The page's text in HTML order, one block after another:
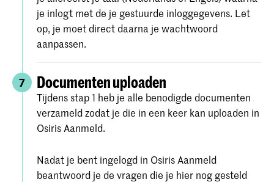
je inlogt met de je gestuurde inloggegevens. Let
op, je moet direct daarna je wachtwoord
aanpassen.
7 Documenten uploaden
Tijdens stap 1 heb je alle benodigde documenten
verzameld zodat je die in een keer kan uploaden in
Osiris Aanmeld.
Nadat je bent ingelogd in Osiris Aanmeld
beantwoord je de vragen die je hier nog gesteld